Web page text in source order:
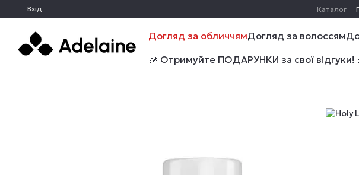
Перейти до основного контенту
Вхід Каталог
Догляд за обличчямДогляд за волоссям
🎉 Отримуйте ПОДАРУНКИ за свої відгуки!